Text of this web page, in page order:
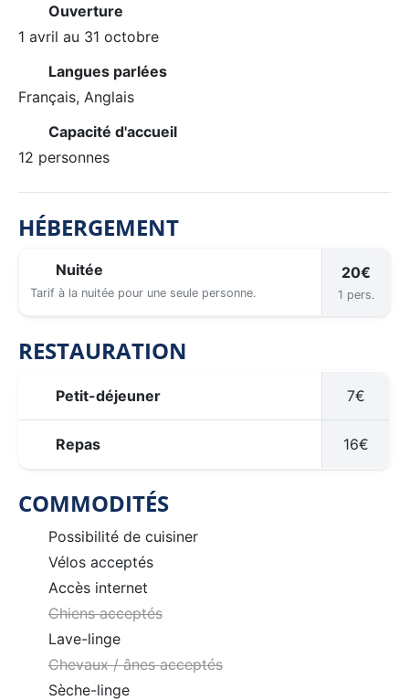
Ouverture
1 avril au 31 octobre
Langues parlées
Français, Anglais
Capacité d'accueil
12 personnes
HÉBERGEMENT
Nuitée
Tarif à la nuitée pour une seule personne.
20€
1 pers.
RESTAURATION
Petit-déjeuner 7€
Repas 16€
COMMODITÉS
Possibilité de cuisiner
Vélos acceptés
Accès internet
Chiens acceptés
Lave-linge
Chevaux / ânes acceptés
Sèche-linge